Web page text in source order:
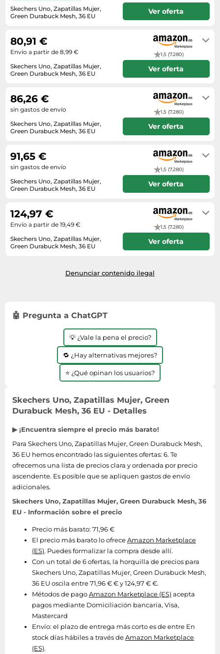
Ropa deportiva y outdoor
Zapatillas de tenis
Zapatillas deportivas
Perfumes de mujer
Placer y anticoncepción
Productos de higiene corporal
Productos para baño y ducha
Sets de belleza
Tensiómetros
Termómetros clínicos
Tratamientos faciales
Media
Monitores y pantallas ordenador
Máquinas de afeitar
Móviles
Placas de cocina
Radios
Sonido y alta fidelidad
TV, vídeo y DVD
Tablets
Televisores
Playmobil
Vehículos a escala
Relojes
Sneakers
Tejer y crochet
Zapatillas de atletismo
Zapatos
Zapatos de invierno
Zapatos mujer
Skechers Uno, Zapatillas Mujer,
Green Durabuck Mesh, 36 EU
Ver oferta
Skechers Uno, Zapatillas Mujer,
Green Durabuck Mesh, 36 EU
1,5 (7.280)
80,91 €
Envío a partir de 8,99 €
Ver oferta
Skechers Uno, Zapatillas Mujer,
Green Durabuck Mesh, 36 EU
1,5 (7.280)
86,26 €
sin gastos de envío
Ver oferta
Skechers Uno, Zapatillas Mujer,
Green Durabuck Mesh, 36 EU
1,5 (7.280)
91,65 €
sin gastos de envío
Ver oferta
Skechers Uno, Zapatillas Mujer,
Green Durabuck Mesh, 36 EU
1,5 (7.280)
124,97 €
Envío a partir de 19,49 €
Ver oferta
Denunciar contenido ilegal
🤖 Pregunta a ChatGPT
💡 ¿Vale la pena el precio?
🔁 ¿Hay alternativas mejores?
⭐ ¿Qué opinan los usuarios?
Skechers Uno, Zapatillas Mujer, Green
Durabuck Mesh, 36 EU - Detalles
▶ ¡Encuentra siempre el precio más barato!
Para Skechers Uno, Zapatillas Mujer, Green Durabuck Mesh,
36 EU hemos encontrado las siguientes ofertas: 6. Te
ofrecemos una lista de precios clara y ordenada por precio
ascendente. Es posible que se apliquen gastos de envío
adicionales.
Skechers Uno, Zapatillas Mujer, Green Durabuck Mesh, 36
EU - Información sobre el precio
Precio más barato: 71,96 €
El precio más barato lo ofreceAmazon Marketplace
(ES). Puedes formalizar la compra desde allí.
Con un total de 6 ofertas, la horquilla de precios para
Skechers Uno, Zapatillas Mujer, Green Durabuck Mesh,
36 EU oscila entre 71,96 € € y 124,97 € €.
Métodos de pagoAmazon Marketplace (ES) acepta
pagos mediante Domiciliación bancaria, Visa,
Mastercard
Envío: el plazo de entrega más corto es de entre En
stock días hábiles a través deAmazon Marketplace
(ES).